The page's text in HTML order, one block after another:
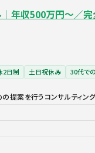
｜年収500万円～／
2日制 土日祝休み 30代で
提案を行うコンサルティング